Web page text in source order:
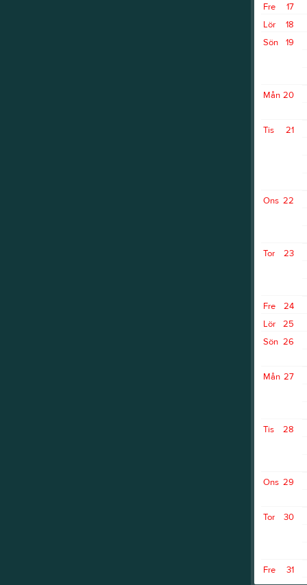
17
Fre
18
Lör
19
Sön
20
Mån
21
Tis
22
Ons
23
Tor
24
Fre
25
Lör
26
Sön
27
Mån
28
Tis
29
Ons
30
Tor
31
Fre